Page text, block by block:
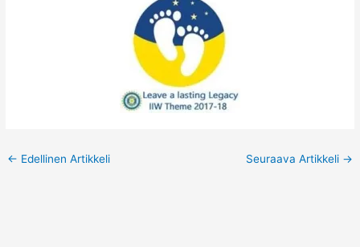
← Edellinen Artikkeli Seuraava Artikkeli →